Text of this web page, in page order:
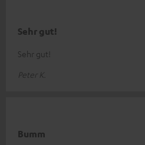
Sehr gut!
Sehr gut!
Peter K.
Bumm